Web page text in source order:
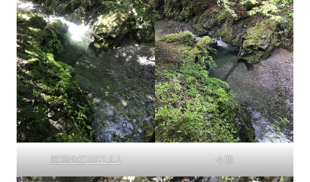
前回釣行2022.8.1 今回